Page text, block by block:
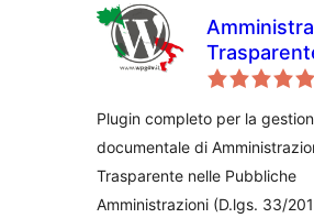
Plugin completo per la
documentale di
Trasparente nelle Pubbliche
Amministrazioni (D.lgs. 33/